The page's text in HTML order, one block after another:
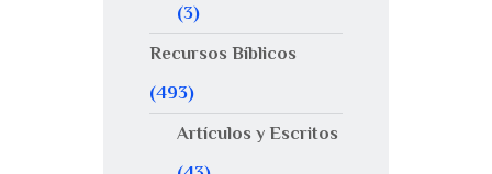
(3)
Recursos Bíblicos
(493)
Artículos y Escritos